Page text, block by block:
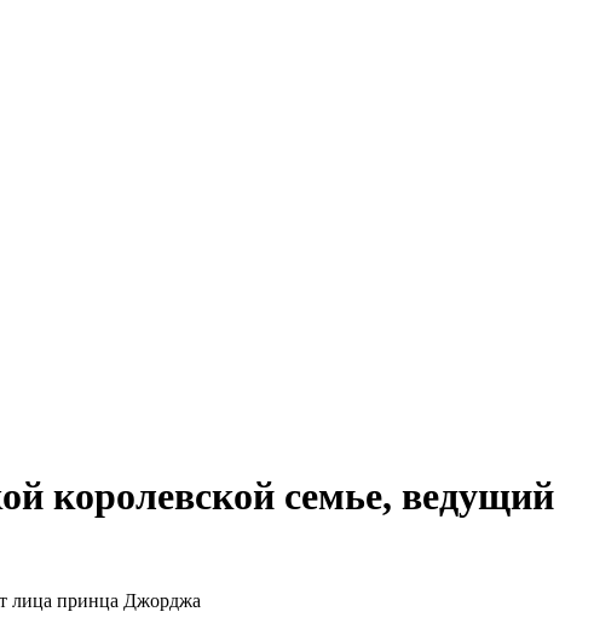
королевской семье, ведущий
лица принца Джорджа